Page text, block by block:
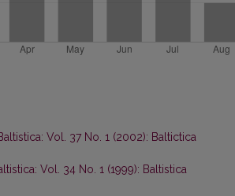
Vol. 37 No. 1 (2002): Baltictica
Vol. 34 No. 1 (1999): Baltistica